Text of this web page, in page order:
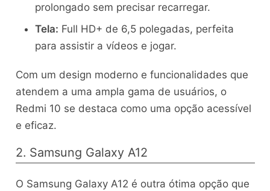
prolongado sem precisar recarregar.
Tela: Full HD+ de 6,5 polegadas, perfeita
para assistir a vídeos e jogar.
Com um design moderno e funcionalidades que
atendem a uma ampla gama de usuários, o
Redmi 10 se destaca como uma opção acessível
e eficaz.
2. Samsung Galaxy A12
O Samsung Galaxy A12 é outra ótima opção que